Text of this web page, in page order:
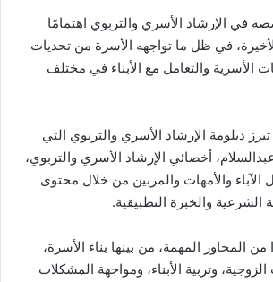
في الإرشاد الأسري والتربوي اهتمامًا
في ظل ما تواجهه الأسرة من تحديات
الأسرية والتعامل مع الأبناء في مختلف
دبلومة الإرشاد الأسري والتربوي التي
أخصائي الإرشاد الأسري والتربوي،
الآباء والأمهات والمربين من خلال محتوى
الشرعية والخبرة التطبيقية.
من المحاور المهمة، من بينها بناء الأسرة،
وتربية الأبناء، ومواجهة المشكلات